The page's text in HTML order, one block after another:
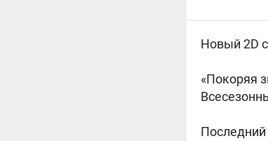
Новый 2D
«Покоряя
Последний